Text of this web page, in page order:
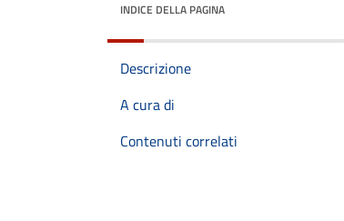
INDICE DELLA PAGINA
Descrizione
A cura di
Contenuti correlati